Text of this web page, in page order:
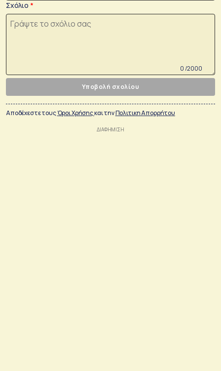
Σχόλιο
0 /2000
Υποβολή σχολίου
Αποδέχεστε τουςΌροι Χρήσηςκαι τηνΠολιτικη Απορρήτου